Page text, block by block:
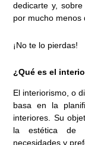
dedicarte y,
por mucho menos
¡No te lo pierdas!
¿Qué es el
El interiorismo, o
basa en la
interiores. Su
la estética de
necesidades y